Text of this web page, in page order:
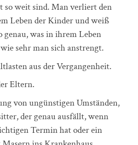
so weit sind. Man verliert den
Leben der Kinder und weiß
genau, was in ihrem Leben
sehr man sich anstrengt.
aus der Vergangenheit.
Eltern.
von ungünstigen Umständen,
der genau ausfällt, wenn
Termin hat oder ein